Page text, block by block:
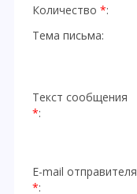
Количество *:
Тема письма:
Текст сообщения
*:
E-mail отправителя
*: